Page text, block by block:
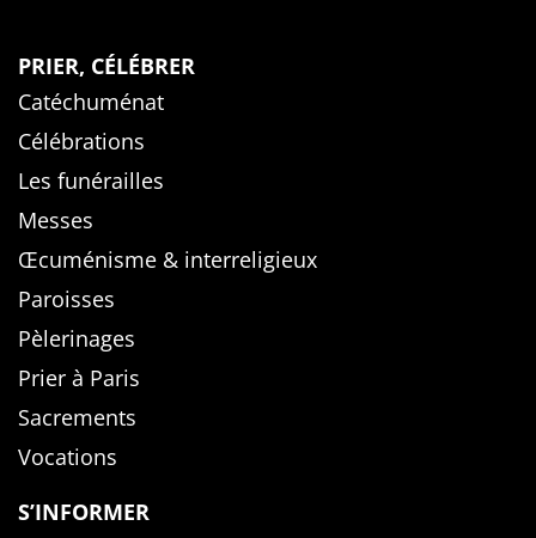
PRIER, CÉLÉBRER
Catéchuménat
Célébrations
Les funérailles
Messes
Œcuménisme & interreligieux
Paroisses
Pèlerinages
Prier à Paris
Sacrements
Vocations
S’INFORMER